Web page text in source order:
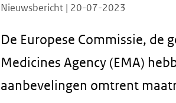
Nieuwsbericht | 20-07-2023
De Europese Commissie, de
Medicines Agency (EMA)
aanbevelingen omtrent